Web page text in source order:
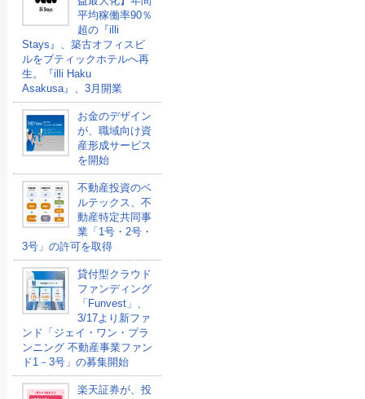
平均稼働率90％
超の『illi
Stays』、築古オフィスビ
ルをブティックホテルへ再
生。『illi Haku
Asakusa』、3月開業
お金のデザイン
が、職域向け資
産形成サービス
を開始
不動産投資のベ
ルテックス、不
動産特定共同事
業「1号・2号・
3号」の許可を取得
貸付型クラウド
ファンディング
「Funvest」、
3/17より新ファ
ンド「ジェイ・ワン・プラ
ンニング 不動産事業ファン
ド1－3号」の募集開始
楽天証券が、投